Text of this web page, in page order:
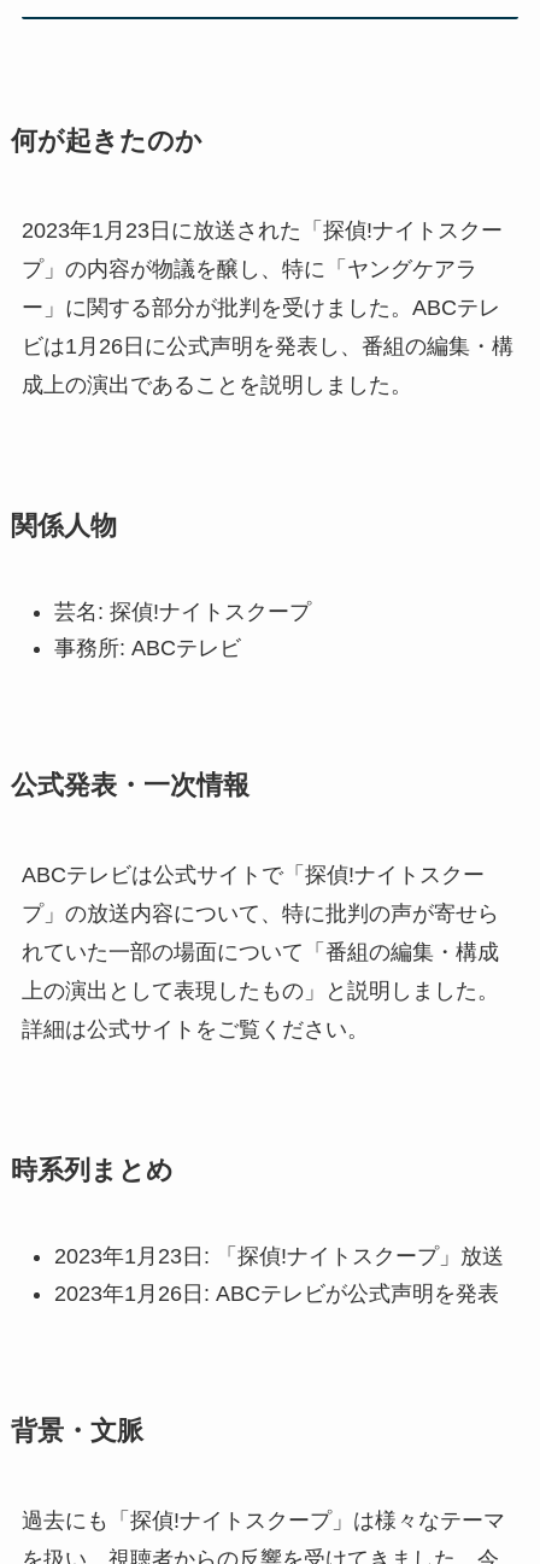
何が起きたのか
2023年1月23日に放送された「探偵!ナイトスクー
プ」の内容が物議を醸し、特に「ヤングケアラ
ー」に関する部分が批判を受けました。ABCテレ
ビは1月26日に公式声明を発表し、番組の編集・構
成上の演出であることを説明しました。
関係人物
芸名: 探偵!ナイトスクープ
事務所: ABCテレビ
公式発表・一次情報
ABCテレビは公式サイトで「探偵!ナイトスクー
プ」の放送内容について、特に批判の声が寄せら
れていた一部の場面について「番組の編集・構成
上の演出として表現したもの」と説明しました。
詳細は公式サイトをご覧ください。
時系列まとめ
2023年1月23日: 「探偵!ナイトスクープ」放送
2023年1月26日: ABCテレビが公式声明を発表
背景・文脈
過去にも「探偵!ナイトスクープ」は様々なテーマ
を扱い、視聴者からの反響を受けてきました。今